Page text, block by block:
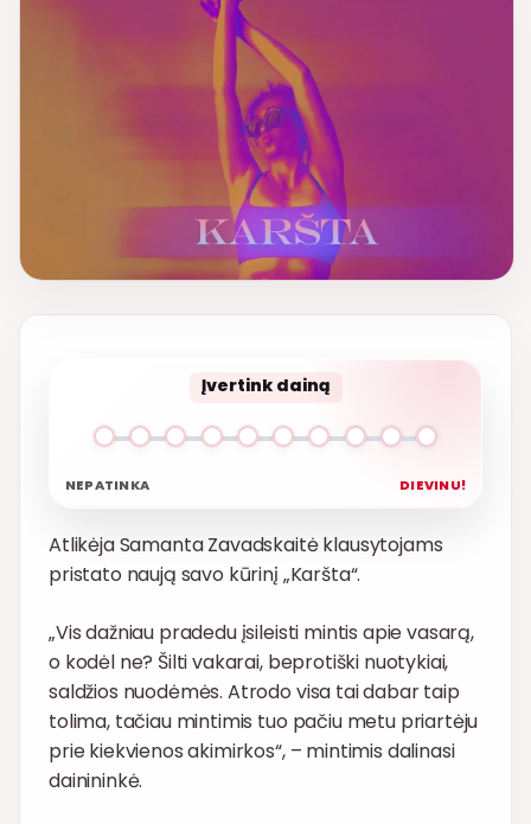
Įvertink dainą
NEPATINKA DIEVINU!
Atlikėja Samanta Zavadskaitė klausytojams
pristato naują savo kūrinį „Karšta“.
„Vis dažniau pradedu įsileisti mintis apie vasarą,
o kodėl ne? Šilti vakarai, beprotiški nuotykiai,
saldžios nuodėmės. Atrodo visa tai dabar taip
tolima, tačiau mintimis tuo pačiu metu priartėju
prie kiekvienos akimirkos“, – mintimis dalinasi
dainininkė.